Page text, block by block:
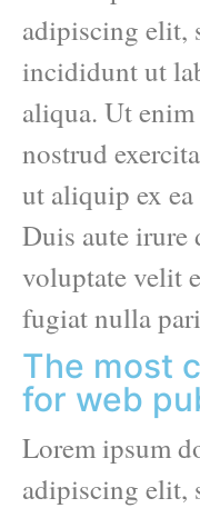
adipiscing elit,
incididunt ut
aliqua. Ut
nostrud
ut aliquip ex
Duis aute irure
voluptate velit
fugiat nulla
The most
for web
Lorem ipsum
adipiscing elit,